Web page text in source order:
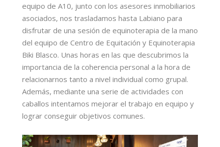
equipo de A10, junto con los asesores inmobiliarios
asociados, nos trasladamos hasta Labiano para
disfrutar de una sesión de equinoterapia de la mano
del equipo de Centro de Equitación y Equinoterapia
Biki Blasco. Unas horas en las que descubrimos la
importancia de la coherencia personal a la hora de
relacionarnos tanto a nivel individual como grupal.
Además, mediante una serie de actividades con
caballos intentamos mejorar el trabajo en equipo y
lograr conseguir objetivos comunes.